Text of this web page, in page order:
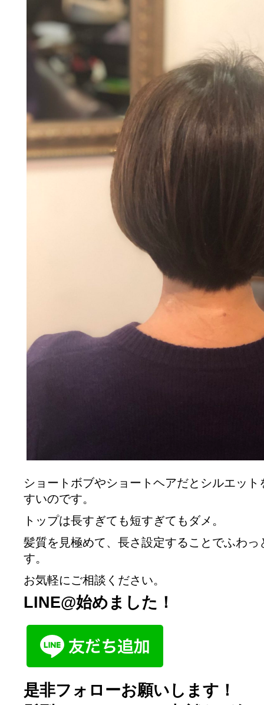
ショートボブやショートヘアだとシルエッ
すいのです。
トップは長すぎても短すぎてもダメ。
髪質を見極めて、長さ設定することでふわっ
す。
お気軽にご相談ください。
LINE@始めました！
是非フォローお願いします！